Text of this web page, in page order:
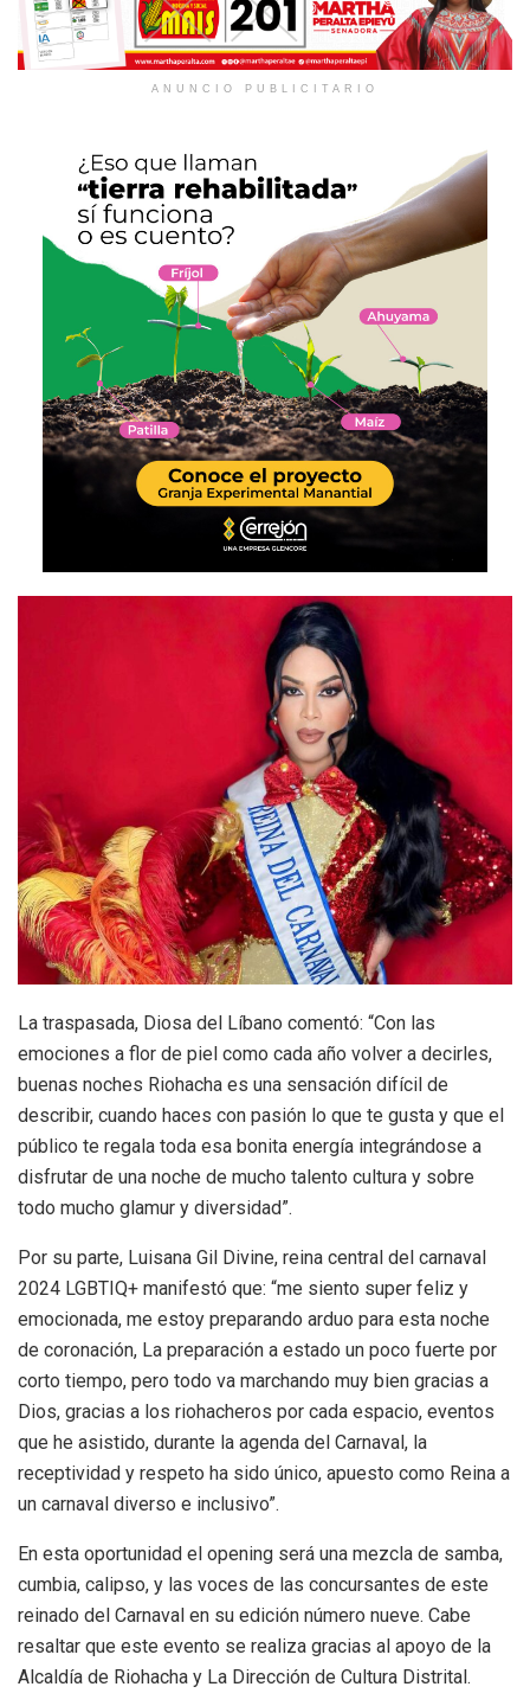
ANUNCIO PUBLICITARIO
La traspasada, Diosa del Líbano comentó: “Con las
emociones a flor de piel como cada año volver a decirles,
buenas noches Riohacha es una sensación difícil de
describir, cuando haces con pasión lo que te gusta y que el
público te regala toda esa bonita energía integrándose a
disfrutar de una noche de mucho talento cultura y sobre
todo mucho glamur y diversidad”.
Por su parte, Luisana Gil Divine, reina central del carnaval
2024 LGBTIQ+ manifestó que: “me siento super feliz y
emocionada, me estoy preparando arduo para esta noche
de coronación, La preparación a estado un poco fuerte por
corto tiempo, pero todo va marchando muy bien gracias a
Dios, gracias a los riohacheros por cada espacio, eventos
que he asistido, durante la agenda del Carnaval, la
receptividad y respeto ha sido único, apuesto como Reina a
un carnaval diverso e inclusivo”.
En esta oportunidad el opening será una mezcla de samba,
cumbia, calipso, y las voces de las concursantes de este
reinado del Carnaval en su edición número nueve. Cabe
resaltar que este evento se realiza gracias al apoyo de la
Alcaldía de Riohacha y La Dirección de Cultura Distrital.